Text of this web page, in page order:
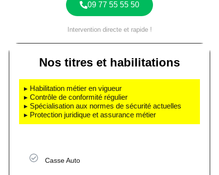
09 77 55 55 50
Intervention directe et rapide !
Nos titres et habilitations
▸ Habilitation métier en vigueur
▸ Contrôle de conformité régulier
▸ Spécialisation aux normes de sécurité actuelles
▸ Protection juridique et assurance métier
Casse Auto